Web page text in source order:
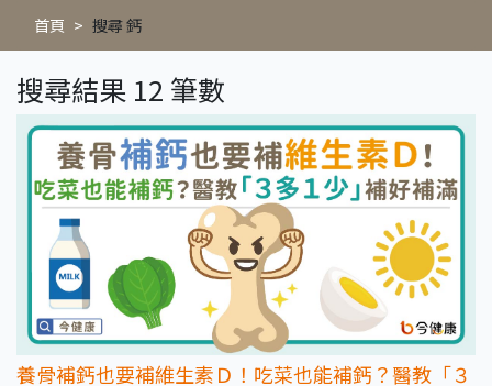
首頁 搜尋 鈣
搜尋結果 12 筆數
養骨補鈣也要補維生素Ｄ！吃菜也能補鈣？醫教「３